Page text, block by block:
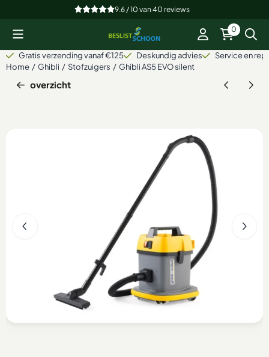
Cookievoorkeuren zijn beschikbaar. Kies instellingen of sta
9.6 / 10 van40 reviews
0
Gratis verzending vanaf €125 Deskundig advies
Service en
Home / Ghibli / Stofzuigers / Ghibli AS5 EVO silent
overzicht